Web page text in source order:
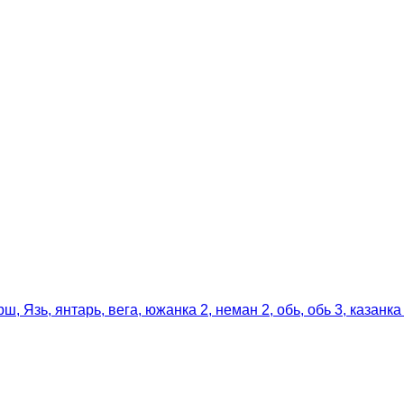
янтарь, вега, южанка 2, неман 2, обь, обь 3, казанка